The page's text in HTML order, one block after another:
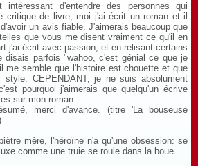
intéressant d'entendre des personnes qui
critique de livre, moi j'ai écrit un roman et il
un avis fiable. J'aimerais beaucoup que
que vous me disent vraiment ce qu'il en
j'ai écrit avec passion, et en relisant certains
disais parfois "wahoo, c'est génial ce que je
me semble que l'histoire est chouette et que
CEPENDANT, je ne suis absolument
pourquoi j'aimerais que quelqu'un écrive
sur mon roman.
merci d'avance. (titre 'La bouseuse
mère, l'héroïne n'a qu'une obsession: se
comme une truie se roule dans la boue.